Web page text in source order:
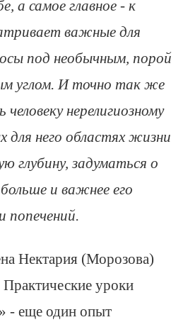
а самое главное - к
важные для
под необычным, порой
углом. И точно так же
нерелигиозному
для него областях жизни
глубину, задуматься о
и важнее его
попечений.
Нектария (Морозова)
уроки
- еще один опыт